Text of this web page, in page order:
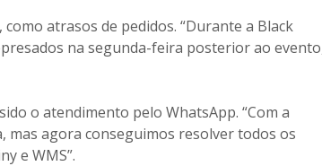
atrasos de pedidos. “Durante a Black
na segunda-feira posterior ao
o atendimento pelo WhatsApp. “Com a
mas agora conseguimos resolver todos os
e WMS”.